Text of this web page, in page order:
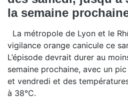
la semaine
La métropole de Lyon et le
vigilance orange canicule ce
L’épisode devrait durer au
semaine prochaine, avec un
et vendredi et des
à 38°C.